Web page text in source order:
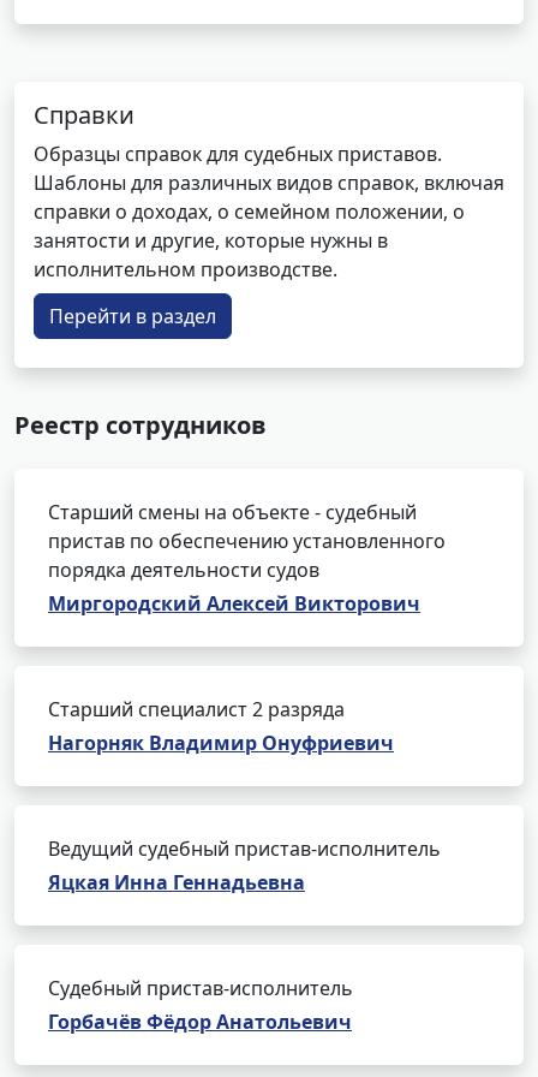
Справки
Образцы справок для судебных приставов.
Шаблоны для различных видов справок, включая
справки о доходах, о семейном положении, о
занятости и другие, которые нужны в
исполнительном производстве.
Перейти в раздел
Реестр сотрудников
Старший смены на объекте - судебный
пристав по обеспечению установленного
порядка деятельности судов
Миргородский Алексей Викторович
Старший специалист 2 разряда
Нагорняк Владимир Онуфриевич
Ведущий судебный пристав-исполнитель
Яцкая Инна Геннадьевна
Судебный пристав-исполнитель
Горбачёв Фёдор Анатольевич